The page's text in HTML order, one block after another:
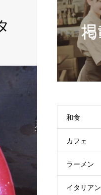
和食
カフェ
ラーメン
イタリアン